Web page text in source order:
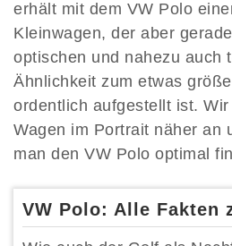
erhält mit dem VW Polo
Kleinwagen, der aber
optischen und nahezu auch
Ähnlichkeit zum etwas
ordentlich aufgestellt ist.
Wagen im Portrait näher an
man den VW Polo optimal
VW Polo: Alle Fakten